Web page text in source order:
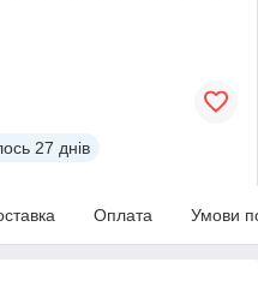
27 днів
Оплата Умови